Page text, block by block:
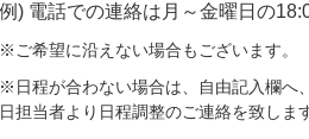
例) 電話での連絡は月～金曜日の
※ご希望に沿えない場合もございます。
※日程が合わない場合は、自由記入欄へ
日担当者より日程調整のご連絡を致しま